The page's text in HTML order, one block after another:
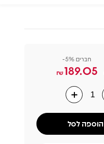
חברים 5%-
189.05
₪
הוספה לסל